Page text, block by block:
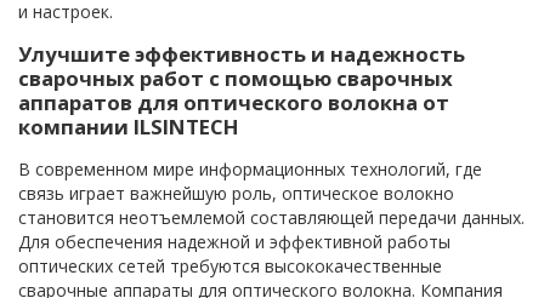
и настроек.
Улучшите эффективность и надежность
сварочных работ с помощью сварочных
аппаратов для оптического волокна от
компании ILSINTECH
В современном мире информационных технологий, где
связь играет важнейшую роль, оптическое волокно
становится неотъемлемой составляющей передачи данных.
Для обеспечения надежной и эффективной работы
оптических сетей требуются высококачественные
сварочные аппараты для оптического волокна. Компания